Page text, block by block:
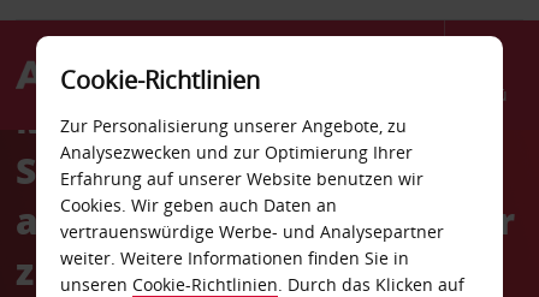
Menü
Mietfahrzeug in
Sekundenschnelle
abholen, ohne am Schalter
zu warten.
Cookie-Richtlinien
Zur Personalisierung unserer Angebote, zu
Analysezwecken und zur Optimierung Ihrer
Erfahrung auf unserer Website benutzen wir
Cookies. Wir geben auch Daten an
vertrauenswürdige Werbe- und Analysepartner
weiter. Weitere Informationen finden Sie in
unseren Cookie-Richtlinien. Durch das Klicken auf